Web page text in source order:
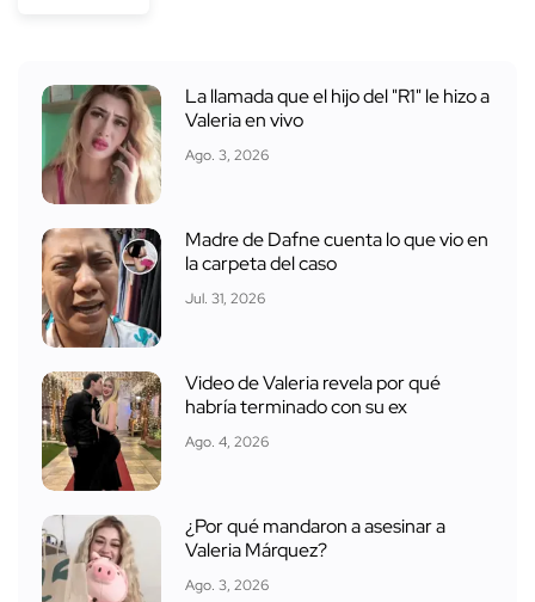
La llamada que el hijo del "R1" le hizo a
Valeria en vivo
Ago. 3, 2026
Madre de Dafne cuenta lo que vio en
la carpeta del caso
Jul. 31, 2026
Video de Valeria revela por qué
habría terminado con su ex
Ago. 4, 2026
¿Por qué mandaron a asesinar a
Valeria Márquez?
Ago. 3, 2026